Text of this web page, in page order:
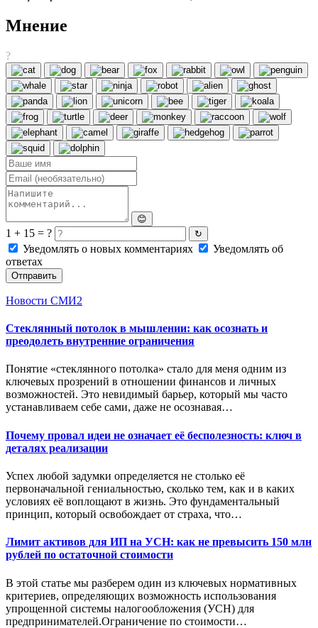
Мнение
?
😊
1 + 15 = ? ↻
Уведомлять о новых комментариях
Уведомлять об
ответах
Отправить
Новости СМИ2
Стеклянный потолок в мышлении: как осознать и
преодолеть внутренние ограничения
Понятие «стеклянного потолка» стало для меня одним из
ключевых прозрений в отношении финансов и личных
возможностей. Это невидимый барьер, который мы часто
устанавливаем себе сами, даже не осознавая…
Почему провал идеи не означает её бесполезность: ключ в
деталях реализации
Успех любой задумки определяется не столько её
первоначальной гениальностью, сколько тем, как и в каких
условиях её воплощают в жизнь. Это фундаментальный
принцип, который освобождает от страха, что…
Лимит активов для ИП на УСН: как не превысить 150 млн
рублей по остаточной стоимости
В этой статье мы разберем один из ключевых нормативных
критериев, определяющих возможность использования
упрощенной системы налогообложения (УСН) для
предпринимателей.Ограничение по стоимости…